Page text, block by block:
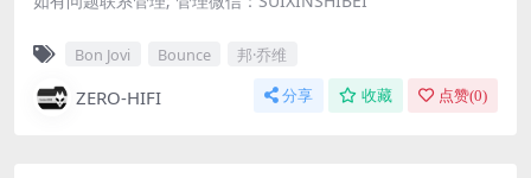
Bon Jovi Bounce 邦·乔维
ZERO-HIFI 分享 收藏 点赞(0)